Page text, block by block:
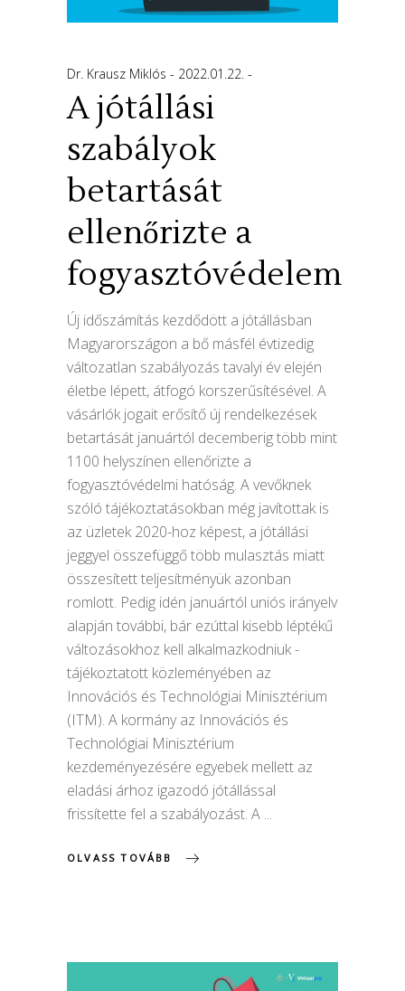
Dr. Krausz Miklós 2022.01.22.
A jótállási
szabályok
betartását
ellenőrizte a
fogyasztóvédelem
Új időszámítás kezdődött a jótállásban
Magyarországon a bő másfél évtizedig
változatlan szabályozás tavalyi év elején
életbe lépett, átfogó korszerűsítésével. A
vásárlók jogait erősítő új rendelkezések
betartását januártól decemberig több mint
1100 helyszínen ellenőrizte a
fogyasztóvédelmi hatóság. A vevőknek
szóló tájékoztatásokban még javítottak is
az üzletek 2020-hoz képest, a jótállási
jeggyel összefüggő több mulasztás miatt
összesített teljesítményük azonban
romlott. Pedig idén januártól uniós irányelv
alapján további, bár ezúttal kisebb léptékű
változásokhoz kell alkalmazkodniuk -
tájékoztatott közleményében az
Innovációs és Technológiai Minisztérium
(ITM). A kormány az Innovációs és
Technológiai Minisztérium
kezdeményezésére egyebek mellett az
eladási árhoz igazodó jótállással
frissítette fel a szabályozást. A
OLVASS TOVÁBB